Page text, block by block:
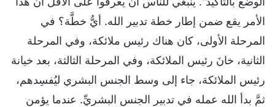
الأمر يقع ضمن إطار خطة تدبير الله. أيُّ خطَّة؟ في
المرحلة الأولى، كان هناك رئيس ملائكة، وفي المرحلة
الثانية، خانَ رئيس الملائكة، وفي المرحلة الثالثة، بعد خيانة
رئيس الملائكة، جاء إلى وسط الجنس البشري ليُفسِدهم،
ثمَّ بدأ الله عمله في تدبير الجنس البشريِّ. عندما يؤمن